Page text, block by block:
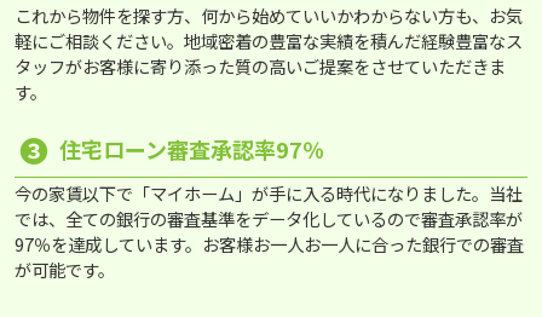
これから物件を探す方、何から始めていいかわからない方も、お気
軽にご相談ください。地域密着の豊富な実績を積んだ経験豊富なス
タッフがお客様に寄り添った質の高いご提案をさせていただきま
す。
❸ 住宅ローン審査承認率97％
今の家賃以下で「マイホーム」が手に入る時代になりました。当社
では、全ての銀行の審査基準をデータ化しているので審査承認率が
97％を達成しています。お客様お一人お一人に合った銀行での審査
が可能です。